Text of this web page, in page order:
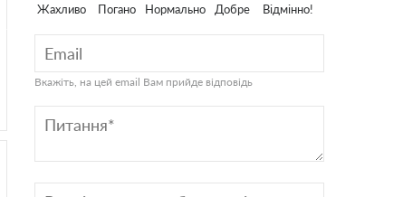
Жахливо Погано Нормально Добре Відмінно!
Вкажіть, на цей email Вам прийде відповідь